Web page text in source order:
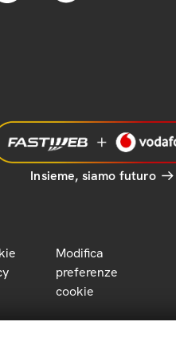
Insieme, siamo futuro
Modifica
preferenze
cookie